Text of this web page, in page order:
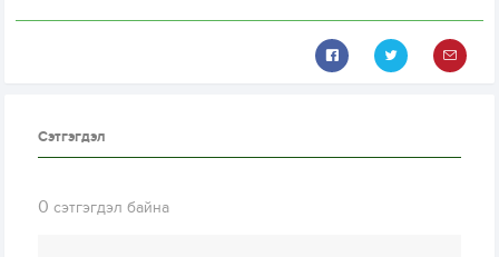
Сэтгэгдэл
0 сэтгэгдэл байна